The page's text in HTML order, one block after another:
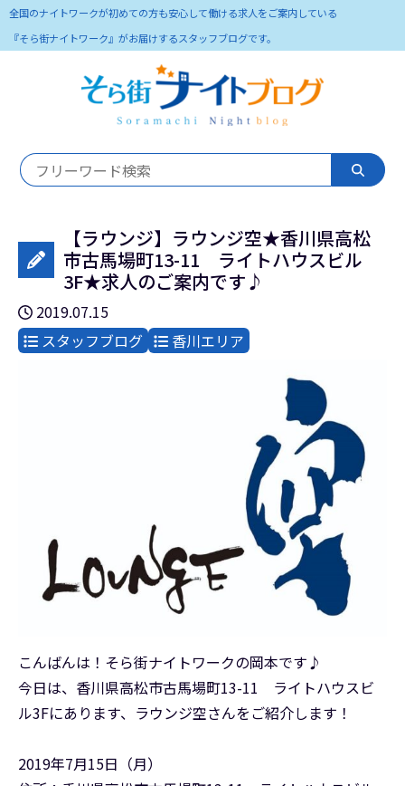
全国のナイトワークが初めての方も安心して働ける求人をご案内している
『そら街ナイトワーク』がお届けするスタッフブログです。
【ラウンジ】ラウンジ空★香川県高松
市古馬場町13-11 ライトハウスビル
3F★求人のご案内です♪
2019.07.15
スタッフブログ
香川エリア
こんばんは！そら街ナイトワークの岡本です♪
今日は、香川県高松市古馬場町13-11 ライトハウスビ
ル3Fにあります、ラウンジ空さんをご紹介します！
2019年7月15日（月）